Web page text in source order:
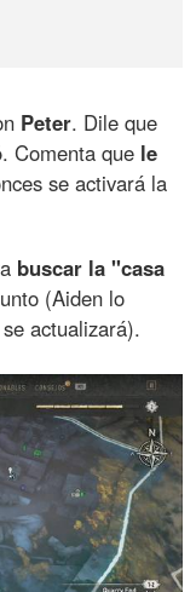
Peter. Dile que
. Comenta que le
se activará la
buscar la "casa
(Aiden lo
actualizará).